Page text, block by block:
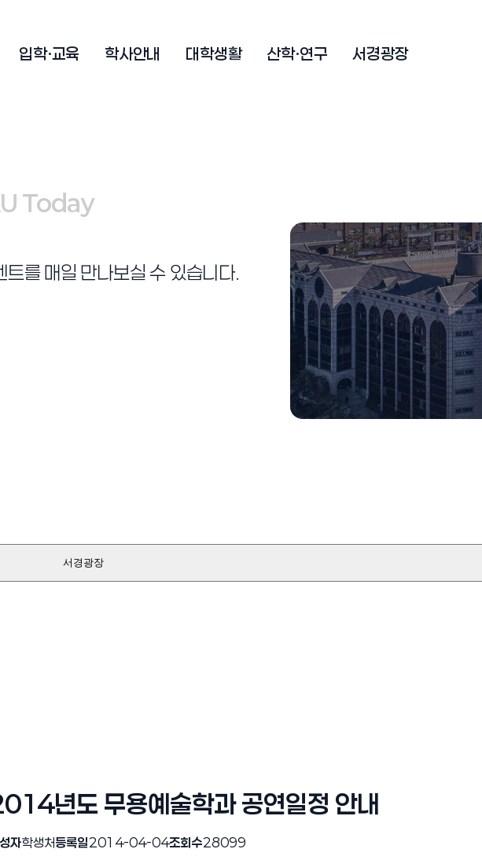
입학·교육 학사안내 대학생활 산학·연구 서경광장
Today
Today
를 매일 만나보실 수 있습니다.
서경광장
년도 무용예술학과 공연일정 안내
자학생처등록일2014-04-04조회수28099